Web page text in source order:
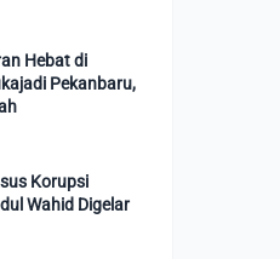
Hebat di
Pekanbaru,
Korupsi
Wahid Digelar